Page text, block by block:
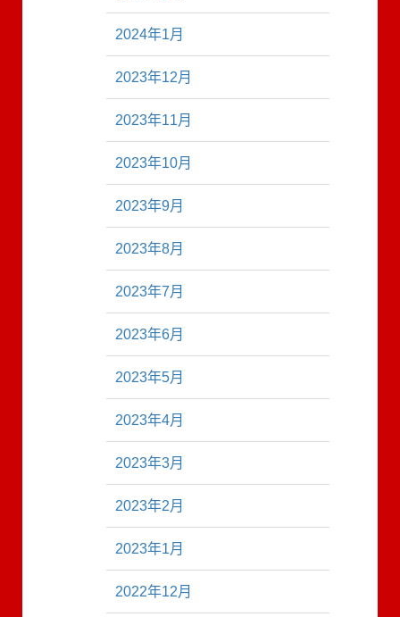
2024年1月
2023年12月
2023年11月
2023年10月
2023年9月
2023年8月
2023年7月
2023年6月
2023年5月
2023年4月
2023年3月
2023年2月
2023年1月
2022年12月